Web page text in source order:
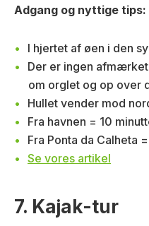
Adgang og nyttige tips:
I hjertet af øen i den
Der er ingen
om orglet og op over
Hullet vender mod
Fra havnen = 10
Fra Ponta da Calheta
Se vores artikel
7. Kajak-tur